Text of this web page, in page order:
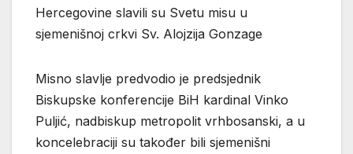
Hercegovine slavili su Svetu misu u
sjemenišnoj crkvi Sv. Alojzija Gonzage
Misno slavlje predvodio je predsjednik
Biskupske konferencije BiH kardinal Vinko
Puljić, nadbiskup metropolit vrhbosanski, a u
koncelebraciji su također bili sjemenišni